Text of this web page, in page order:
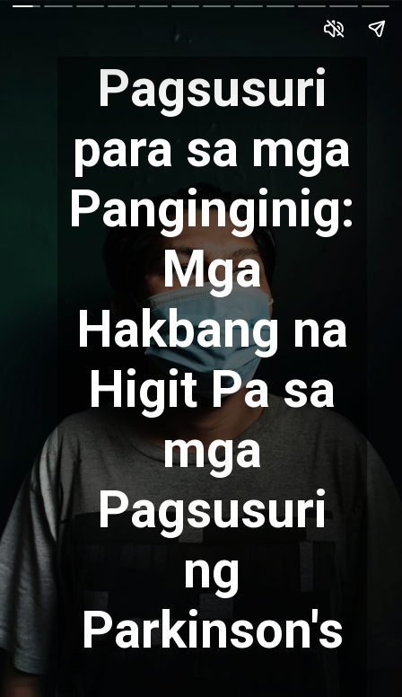
Pagsusuri
para sa mga
Panginginig:
Mga
Hakbang na
Higit Pa sa
mga
Pagsusuri
ng
Parkinson's